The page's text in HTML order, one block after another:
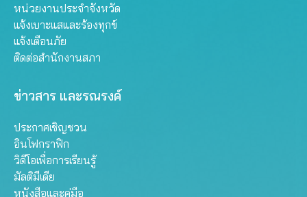
หน่วยงานประจำจังหวัด
แจ้งเบาะแสและร้องทุกข์
แจ้งเตือนภัย
ติดต่อสำนักงานสภา
ข่าวสาร และรณรงค์
ประกาศเชิญชวน
อินโฟกราฟิก
วิดีโอเพื่อการเรียนรู้
มัลติมีเดีย
หนังสือและคู่มือ